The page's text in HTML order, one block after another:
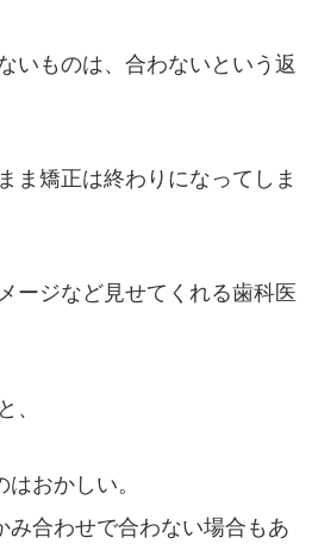
いものは、合わないという返
ま矯正は終わりになってしま
ージなど見せてくれる歯科医
、
おかしい。
み合わせで合わない場合もあ